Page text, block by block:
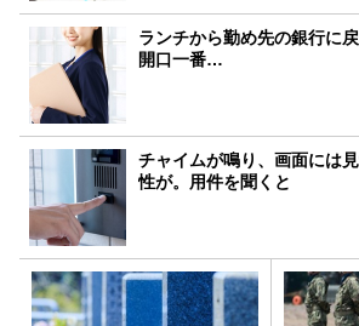
ランチから勤め先の銀行に
開口一番…
チャイムが鳴り、画面には
性が。用件を聞くと